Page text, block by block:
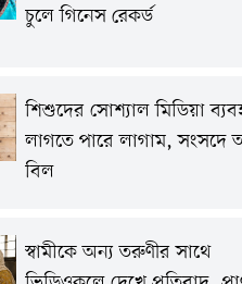
চুলে গিনেস রেকর্ড
শিশুদের সোশ্যাল মিডিয়া
লাগতে পারে লাগাম, সংসদে
বিল
স্বামীকে অন্য তরুণীর সাথে